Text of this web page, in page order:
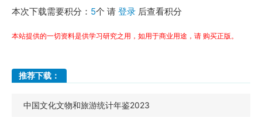
本次下载需要积分： 5个 请 登录 后查看积分
本站提供的一切资料是供学习研究之用，如用于商业用途，请 购买正版。
推荐下载：
中国文化文物和旅游统计年鉴2023